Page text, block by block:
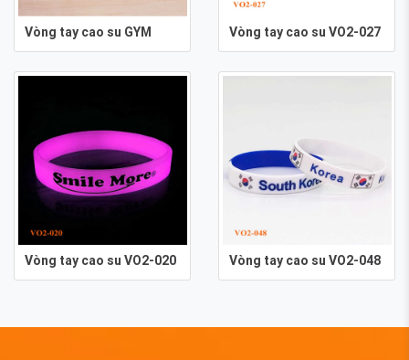
​​​​​​​Vòng tay cao su GYM Vòng tay cao su VO2-027
Vòng tay cao su VO2-020 Vòng tay cao su VO2-048